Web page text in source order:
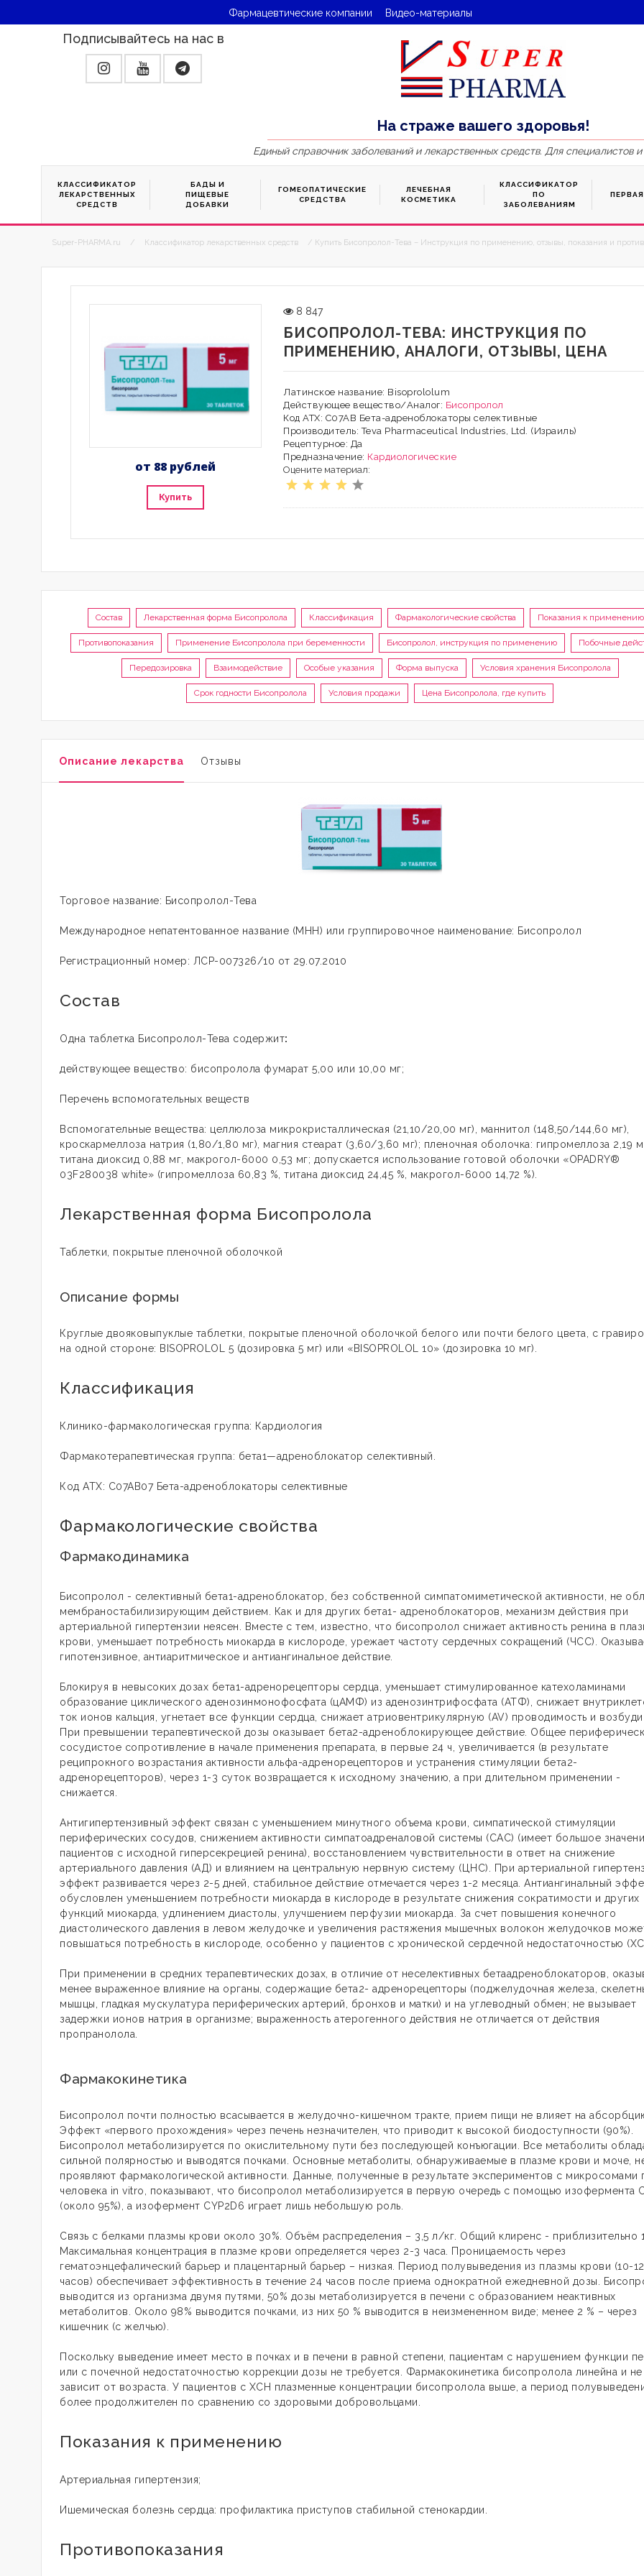
Фармацевтические компании Видео-материалы
Подписывайтесь на нас в
На страже вашего здоровья!
Единый справочник заболеваний и лекарственных средств. Для специалистов
КЛАССИФИКАТОР
ЛЕКАРСТВЕННЫХ
СРЕДСТВ
БАДЫ И
ПИЩЕВЫЕ
ДОБАВКИ
ГОМЕОПАТИЧЕСКИЕ
СРЕДСТВА
ЛЕЧЕБНАЯ
КОСМЕТИКА
КЛАССИФИКАТОР
ПО
ЗАБОЛЕВАНИЯМ
Super-PHARMA.ru / Классификатор лекарственных средств / Купить Бисопролол-Тева – Инструкция по применению, отзывы, показания и
от 88 рублей
Купить
8 847
БИСОПРОЛОЛ-ТЕВА: ИНСТРУКЦИЯ ПО
ПРИМЕНЕНИЮ, АНАЛОГИ, ОТЗЫВЫ, ЦЕНА
Латинское название: Bisoprololum
Действующее вещество/Аналог: Бисопролол
Код АТХ: C07AB Бета-адреноблокаторы селективные
Производитель: Teva Pharmaceutical Industries, Ltd. (Израиль)
Рецептурное: Да
Предназначение: Кардиологические
Оцените материал:
Состав Лекарственная форма Бисопролола Классификация Фармакологические свойства Показания к применению
Противопоказания Применение Бисопролола при беременности Бисопролол, инструкция по применению Побочные
Передозировка Взаимодействие Особые указания Форма выпуска Условия хранения Бисопролола
Срок годности Бисопролола Условия продажи Цена Бисопролола, где купить
Описание лекарства Отзывы
Торговое название: Бисопролол-Тева
Международное непатентованное название (МНН) или группировочное наименование: Бисопролол
Регистрационный номер: ЛСР-007326/10 от 29.07.2010
Состав
Одна таблетка Бисопролол-Тева содержит:
действующее вещество: бисопролола фумарат 5,00 или 10,00 мг;
Перечень вспомогательных веществ
Вспомогательные вещества: целлюлоза микрокристаллическая (21,10/20,00 мг), маннитол (148,50/144,60 мг),
кроскармеллоза натрия (1,80/1,80 мг), магния стеарат (3,60/3,60 мг); пленочная оболочка: гипромеллоза 2,19
титана диоксид 0,88 мг, макрогол-6000 0,53 мг; допускается использование готовой оболочки «OPADRY®
03F280038 white» (гипромеллоза 60,83 %, титана диоксид 24,45 %, макрогол-6000 14,72 %).
Лекарственная форма Бисопролола
Таблетки, покрытые пленочной оболочкой
Описание формы
Круглые двояковыпуклые таблетки, покрытые пленочной оболочкой белого или почти белого цвета, с
на одной стороне: BISOPROLOL 5 (дозировка 5 мг) или «BISOPROLOL 10» (дозировка 10 мг).
Классификация
Клинико-фармакологическая группа: Кардиология
Фармакотерапевтическая группа: бета1—адреноблокатор селективный.
Код АТХ: C07AB07 Бета-адреноблокаторы селективные
Фармакологические свойства
Фармакодинамика
Бисопролол - селективный бета1-адреноблокатор, без собственной симпатомиметической активности, не
мембраностабилизирующим действием. Как и для других бета1- адреноблокаторов, механизм действия при
артериальной гипертензии неясен. Вместе с тем, известно, что бисопролол снижает активность ренина в
крови, уменьшает потребность миокарда в кислороде, урежает частоту сердечных сокращений (ЧСС).
гипотензивное, антиаритмическое и антиангинальное действие.
Блокируя в невысоких дозах бета1-адренорецепторы сердца, уменьшает стимулированное катехоламинами
образование циклического аденозинмонофосфата (цАМФ) из аденозинтрифосфата (АТФ), снижает
ток ионов кальция, угнетает все функции сердца, снижает атриовентрикулярную (AV) проводимость и
При превышении терапевтической дозы оказывает бета2-адреноблокирующее действие. Общее
сосудистое сопротивление в начале применения препарата, в первые 24 ч, увеличивается (в результате
реципрокного возрастания активности альфа-адренорецепторов и устранения стимуляции бета2-
адренорецепторов), через 1-3 суток возвращается к исходному значению, а при длительном применении -
снижается.
Антигипертензивный эффект связан с уменьшением минутного объема крови, симпатической стимуляции
периферических сосудов, снижением активности симпатоадреналовой системы (САС) (имеет большое
пациентов с исходной гиперсекрецией ренина), восстановлением чувствительности в ответ на снижение
артериального давления (АД) и влиянием на центральную нервную систему (ЦНС). При артериальной
эффект развивается через 2-5 дней, стабильное действие отмечается через 1-2 месяца. Антиангинальный
обусловлен уменьшением потребности миокарда в кислороде в результате снижения сократимости и других
функций миокарда, удлинением диастолы, улучшением перфузии миокарда. За счет повышения конечного
диастолического давления в левом желудочке и увеличения растяжения мышечных волокон желудочков
повышаться потребность в кислороде, особенно у пациентов с хронической сердечной недостаточностью
При применении в средних терапевтических дозах, в отличие от неселективных бетаадреноблокаторов,
менее выраженное влияние на органы, содержащие бета2- адренорецепторы (поджелудочная железа,
мышцы, гладкая мускулатура периферических артерий, бронхов и матки) и на углеводный обмен; не вызывает
задержки ионов натрия в организме; выраженность атерогенного действия не отличается от действия
пропранолола.
Фармакокинетика
Бисопролол почти полностью всасывается в желудочно-кишечном тракте, прием пищи не влияет на
Эффект «первого прохождения» через печень незначителен, что приводит к высокой биодоступности (90%).
Бисопролол метаболизируется по окислительному пути без последующей конъюгации. Все метаболиты
сильной полярностью и выводятся почками. Основные метаболиты, обнаруживаемые в плазме крови и моче,
проявляют фармакологической активности. Данные, полученные в результате экспериментов с микросомами
человека in vitro, показывают, что бисопролол метаболизируется в первую очередь с помощью изофермента
(около 95%), а изофермент CYP2D6 играет лишь небольшую роль.
Связь с белками плазмы крови около 30%. Объём распределения – 3,5 л/кг. Общий клиренс - приблизительно
Максимальная концентрация в плазме крови определяется через 2-3 часа. Проницаемость через
гематоэнцефалический барьер и плацентарный барьер – низкая. Период полувыведения из плазмы крови (10-12
часов) обеспечивает эффективность в течение 24 часов после приема однократной ежедневной дозы.
выводится из организма двумя путями, 50% дозы метаболизируется в печени с образованием неактивных
метаболитов. Около 98% выводится почками, из них 50 % выводится в неизмененном виде; менее 2 % – через
кишечник (с желчью).
Поскольку выведение имеет место в почках и в печени в равной степени, пациентам с нарушением функции
или с почечной недостаточностью коррекции дозы не требуется. Фармакокинетика бисопролола линейна и не
зависит от возраста. У пациентов с ХСН плазменные концентрации бисопролола выше, а период
более продолжителен по сравнению со здоровыми добровольцами.
Показания к применению
Артериальная гипертензия;
Ишемическая болезнь сердца: профилактика приступов стабильной стенокардии.
Противопоказания